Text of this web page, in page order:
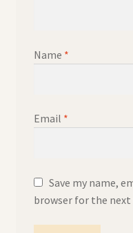
Name *
Email *
Save my name,
browser for the